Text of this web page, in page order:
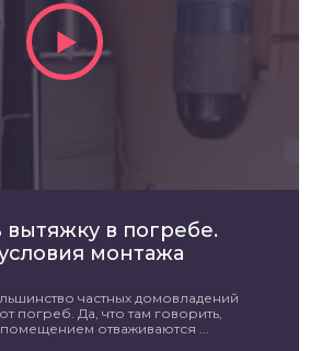
вытяжку в погребе.
монтажа
частных домовладений
погреб. Да, что там говорить,
отваживаются ...